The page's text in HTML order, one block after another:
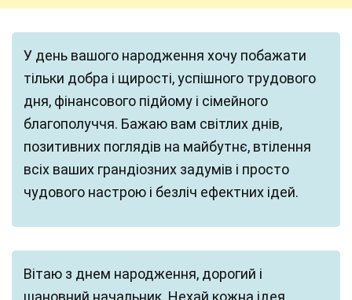
У день вашого народження хочу побажати
тільки добра і щирості, успішного трудового
дня, фінансового підйому і сімейного
благополуччя. Бажаю вам світлих днів,
позитивних поглядів на майбутнє, втілення
всіх ваших грандіозних задумів і просто
чудового настрою і безліч ефектних ідей.
Вітаю з днем народження, дорогий і